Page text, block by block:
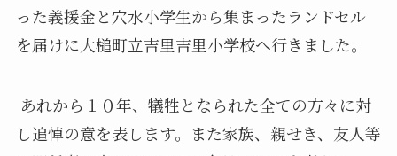
った義援金と穴水小学生から集まったランドセル
を届けに大槌町立吉里吉里小学校へ行きました。
あれから１０年、犠牲となられた全ての方々に対
し追悼の意を表します。また家族、親せき、友人等